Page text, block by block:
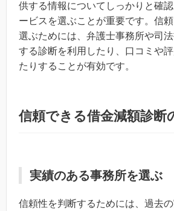
供する情報についてしっかりと確
ービスを選ぶことが重要です。信
選ぶためには、弁護士事務所や司
する診断を利用したり、口コミや
たりすることが有効です。
信頼できる借金減額診断
実績のある事務所を選ぶ
信頼性を判断するためには、過去